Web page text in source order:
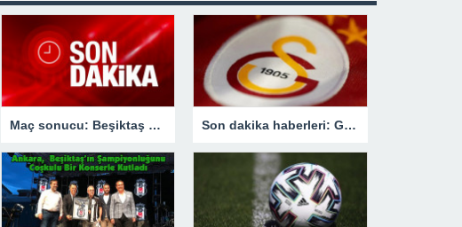
Maç sonucu: Beşiktaş 3-1 İstanbulspor Son dakika haberleri: Galatasaray’dan MHK Başkanı Lale Orta hakkında flaş açıklama